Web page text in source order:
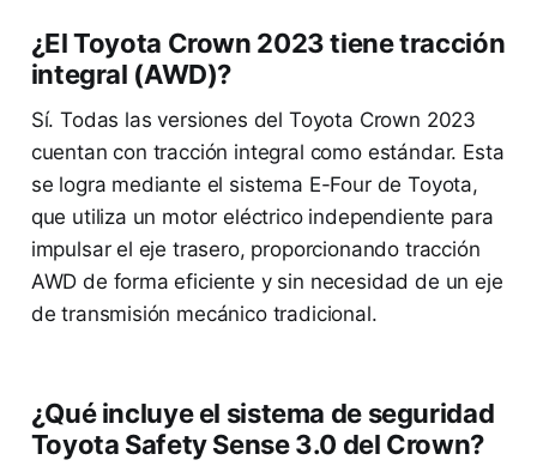
¿El Toyota Crown 2023 tiene tracción
integral (AWD)?
Sí. Todas las versiones del Toyota Crown 2023
cuentan con tracción integral como estándar. Esta
se logra mediante el sistema E-Four de Toyota,
que utiliza un motor eléctrico independiente para
impulsar el eje trasero, proporcionando tracción
AWD de forma eficiente y sin necesidad de un eje
de transmisión mecánico tradicional.
¿Qué incluye el sistema de seguridad
Toyota Safety Sense 3.0 del Crown?